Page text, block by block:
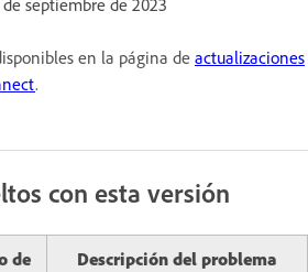
en la página de actualizaciones
.
con esta versión
de
Descripción del problema